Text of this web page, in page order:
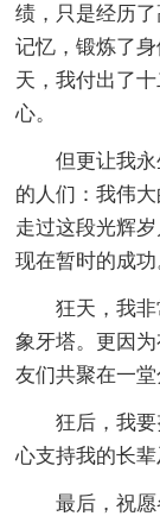
绩，只是经历
记忆，锻炼了
天，我付出了
心。
但更让我
的人们：我伟
走过这段光辉
现在暂时的成功
狂天，我
象牙塔。更因
友们共聚在一堂
狂后，我
心支持我的长
最后，祝